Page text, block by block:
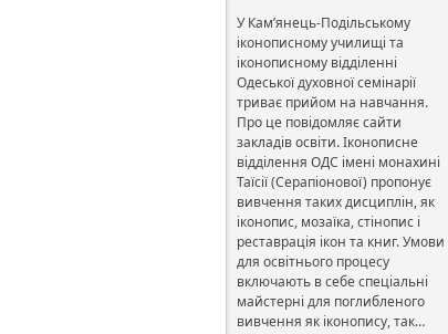
У Кам’янець-Подільському
іконописному училищі та
іконописному відділенні
Одеської духовної семінарії
триває прийом на навчання.
Про це повідомляє сайти
закладів освіти. Іконописне
відділення ОДС імені монахині
Таїсії (Серапіонової) пропонує
вивчення таких дисциплін, як
іконопис, мозаїка, стінопис і
реставрація ікон та книг. Умови
для освітнього процесу
включають в себе спеціальні
майстерні для поглибленого
вивчення як іконопису, так…